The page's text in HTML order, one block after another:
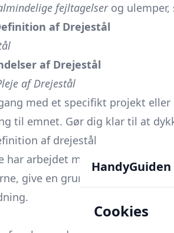
fejltagelserog ulemper,
af Drejestål
af Drejestål
af Drejestål
med et specifikt projekt
til emnet. Gør dig klar til at
af drejestål
har arbejdet med
give en grundlæggende
HandyGuiden
Cookies